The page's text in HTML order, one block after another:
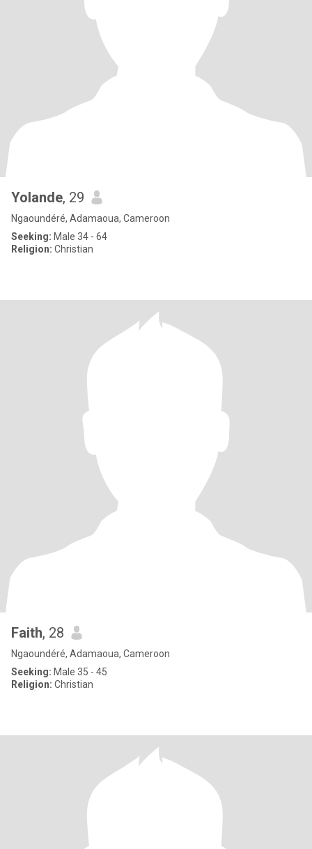
Yolande, 29
Ngaoundéré, Adamaoua, Cameroon
Seeking: Male 34 - 64
Religion: Christian
Faith, 28
Ngaoundéré, Adamaoua, Cameroon
Seeking: Male 35 - 45
Religion: Christian